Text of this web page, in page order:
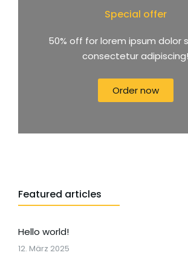
Special offer
50% off for lorem ipsum dolor
consectetur adipiscing!
Order now
Featured articles
Hello world!
12. März 2025